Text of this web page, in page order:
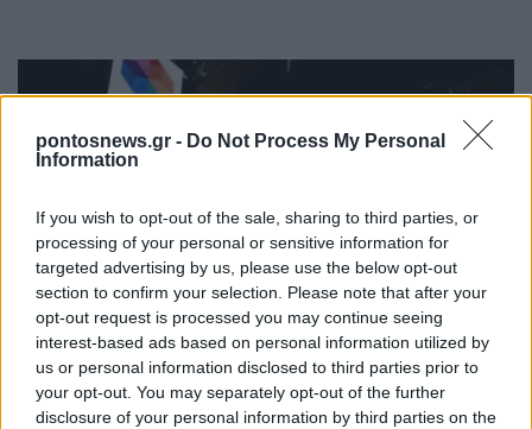
pontosnews.gr - Do Not Process My Personal
Information
If you wish to opt-out of the sale, sharing to third parties, or
processing of your personal or sensitive information for
targeted advertising by us, please use the below opt-out
section to confirm your selection. Please note that after your
opt-out request is processed you may continue seeing
interest-based ads based on personal information utilized by
us or personal information disclosed to third parties prior to
your opt-out. You may separately opt-out of the further
disclosure of your personal information by third parties on the
ΟΙΚΟΝΟΜΙΑ
e-ΕΦΚΑ: Εκτός λειτουργίας για μία εβδομάδα οι
ηλεκτρονικές υπηρεσίες του ΚΕΑΟ – Τι πρέπει να
γνωρίζουν οι οφειλέτες